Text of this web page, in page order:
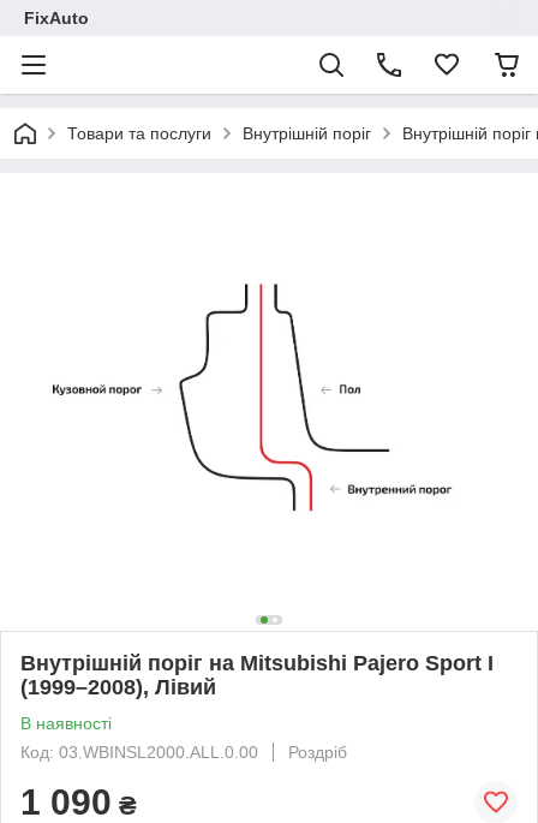
FixAuto
Товари та послуги Внутрішній поріг Внутрішній
Внутрішній поріг на Mitsubishi Pajero Sport I
(1999–2008), Лівий
В наявності
Код: 03.WBINSL2000.ALL.0.00
Роздріб
1 090 ₴